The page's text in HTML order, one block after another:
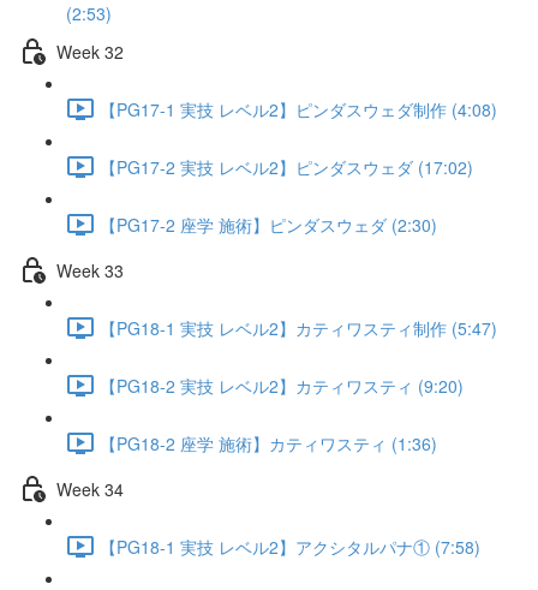
(2:53)
Week 32
【PG17-1 実技 レベル2】ピンダスウェダ制作 (4:08)
【PG17-2 実技 レベル2】ピンダスウェダ (17:02)
【PG17-2 座学 施術】ピンダスウェダ (2:30)
Week 33
【PG18-1 実技 レベル2】カティワスティ制作 (5:47)
【PG18-2 実技 レベル2】カティワスティ (9:20)
【PG18-2 座学 施術】カティワスティ (1:36)
Week 34
【PG18-1 実技 レベル2】アクシタルパナ① (7:58)